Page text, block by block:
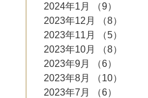
2024年1月
（9）
2023年12月
（8）
2023年11月
（5）
2023年10月
（8）
2023年9月
（6）
2023年8月
（10）
2023年7月
（6）